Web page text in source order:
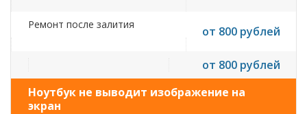
Ремонт после залития от 800 рублей
от 800 рублей
Ноутбук не выводит изображение на
экран